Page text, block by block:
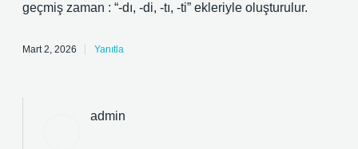
geçmiş zaman : “-dı, -di, -tı, -ti” ekleriyle oluşturulur.
Mart 2, 2026 Yanıtla
admin